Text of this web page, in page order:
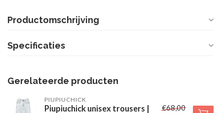
Productomschrijving
Specificaties
Gerelateerde producten
PIUPIUCHICK
Piupiuchick unisex trousers |
€68,00